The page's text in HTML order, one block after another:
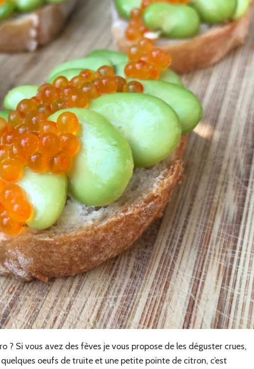
? Si vous avez des fèves je vous propose de les déguster crues,
oeufs de truite et une petite pointe de citron, c’est